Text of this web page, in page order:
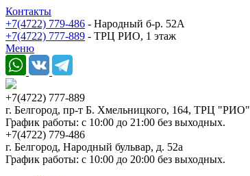
Контакты
+7(4722) 779-486 - Народный б-р. 52А
+7(4722) 777-889 - ТРЦ РИО, 1 этаж
Меню
+7(4722) 777-889
г. Белгород, пр-т Б. Хмельницкого, 164, ТРЦ "РИО"
График работы: с 10:00 до 21:00 без выходных.
+7(4722) 779-486
г. Белгород, Народный бульвар, д. 52а
График работы: с 10:00 до 20:00 без выходных.